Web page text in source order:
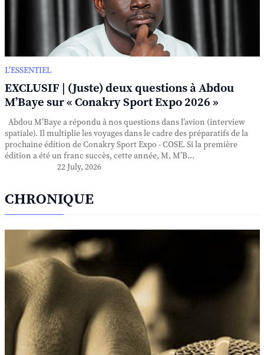
L’ESSENTIEL
EXCLUSIF | (Juste) deux questions à Abdou
M’Baye sur « Conakry Sport Expo 2026 »
Abdou M’Baye a répondu à nos questions dans l’avion (interview
spatiale). Il multiplie les voyages dans le cadre des préparatifs de la
prochaine édition de Conakry Sport Expo - COSE. Si la première
édition a été un franc succès, cette année, M. M’B...
22 July, 2026
CHRONIQUE